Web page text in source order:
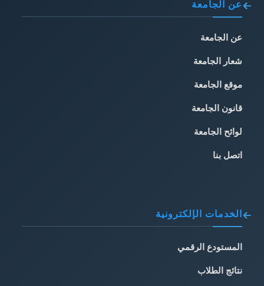
عن الجامعة
عن الجامعة
شعار الجامعة
موقع الجامعة
قانون الجامعة
لوائح الجامعة
اتصل بنا
الخدمات الإلكترونية
المستودع الرقمي
نتائج الطلاب